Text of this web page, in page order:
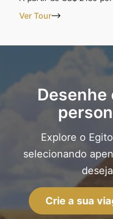
Ver Tour
Desenhe
Explore o
selecionando
Crie a sua